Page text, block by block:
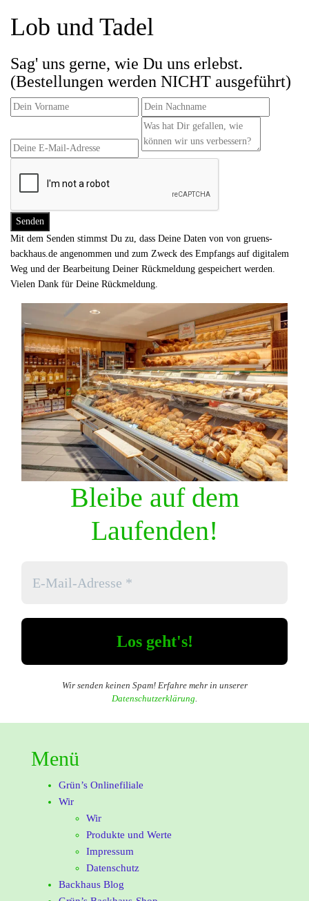
Lob und Tadel
Sag' uns gerne, wie Du uns erlebst.
(Bestellungen werden NICHT ausgeführt)
Mit dem Senden stimmst Du zu, dass Deine Daten von von gruens-
backhaus.de angenommen und zum Zweck des Empfangs auf digitalem
Weg und der Bearbeitung Deiner Rückmeldung gespeichert werden.
Vielen Dank für Deine Rückmeldung.
Bleibe auf dem
Laufenden!
Wir senden keinen Spam! Erfahre mehr in unserer
Datenschutzerklärung
Menü
Grün’s Onlinefiliale
Wir
Wir
Produkte und Werte
Impressum
Datenschutz
Backhaus Blog